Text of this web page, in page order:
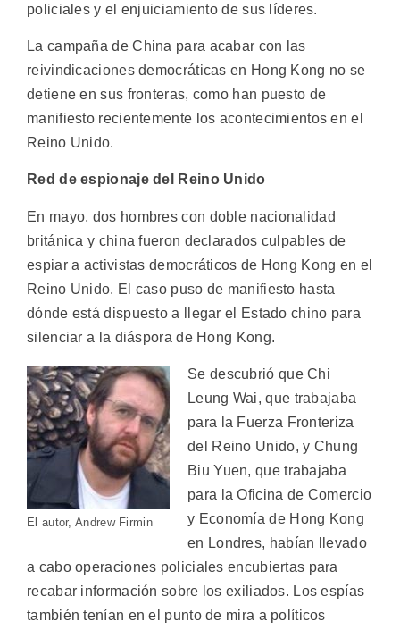
policiales y el enjuiciamiento de sus líderes.
La campaña de China para acabar con las
reivindicaciones democráticas en Hong Kong no se
detiene en sus fronteras, como han puesto de
manifiesto recientemente los acontecimientos en el
Reino Unido.
Red de espionaje del Reino Unido
En mayo, dos hombres con doble nacionalidad
británica y china fueron declarados culpables de
espiar a activistas democráticos de Hong Kong en el
Reino Unido. El caso puso de manifiesto hasta
dónde está dispuesto a llegar el Estado chino para
silenciar a la diáspora de Hong Kong.
El autor, Andrew Firmin
Se descubrió que Chi
Leung Wai, que trabajaba
para la Fuerza Fronteriza
del Reino Unido, y Chung
Biu Yuen, que trabajaba
para la Oficina de Comercio
y Economía de Hong Kong
en Londres, habían llevado
a cabo operaciones policiales encubiertas para
recabar información sobre los exiliados. Los espías
también tenían en el punto de mira a políticos